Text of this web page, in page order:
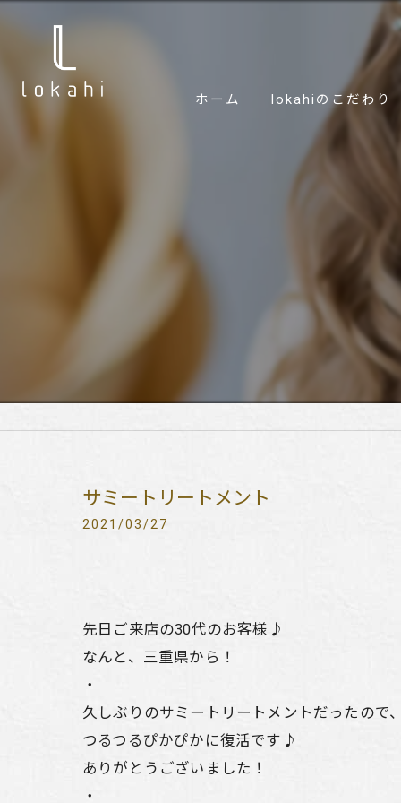
ホーム lokahiのこだわり
サミートリートメント
2021/03/27
先日ご来店の30代のお客様♪
なんと、三重県から！
・
久しぶりのサミートリートメントだったので
つるつるぴかぴかに復活です♪
ありがとうございました！
・